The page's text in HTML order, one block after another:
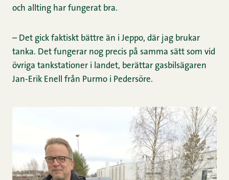
och allting har fungerat bra.
– Det gick faktiskt bättre än i Jeppo, där jag brukar
tanka. Det fungerar nog precis på samma sätt som vid
övriga tankstationer i landet, berättar gasbilsägaren
Jan-Erik Enell från Purmo i Pedersöre.